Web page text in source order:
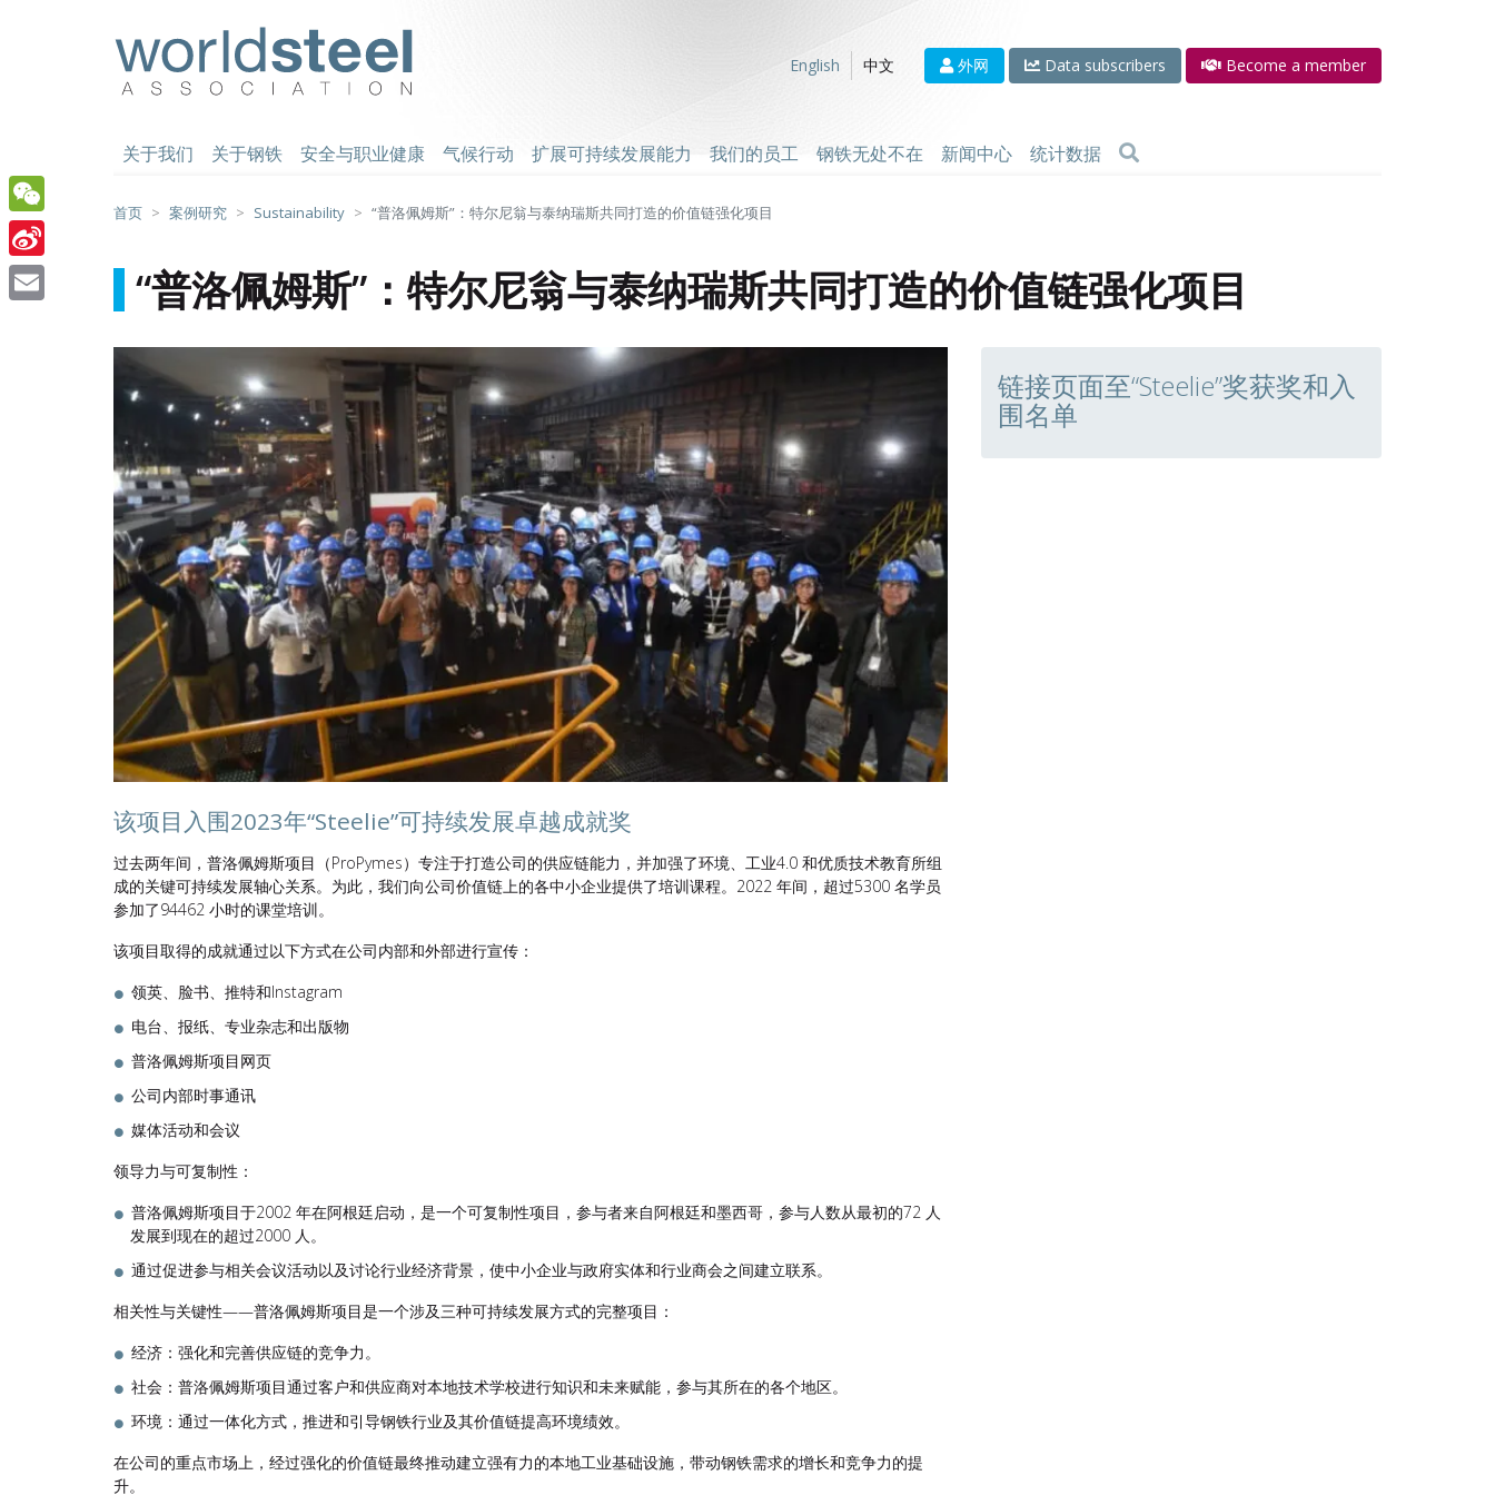
English
中文 外网 Data subscribers Become a member
关于我们 关于钢铁 安全与职业健康 气候行动 扩展可持续发展能力 我们的员工 钢铁无处不在 新闻中心 统计数据
首页 案例研究 Sustainability “普洛佩姆斯”：特尔尼翁与泰纳瑞斯共同打造的价值链强化项目
“普洛佩姆斯”：特尔尼翁与泰纳瑞斯共同打造的价值链强化项目
该项目入围2023年“Steelie”可持续发展卓越成就奖
过去两年间，普洛佩姆斯项目（ProPymes）专注于打造公司的供应链能力，并加强了环境、工业4.0 和优质技术教育所组
成的关键可持续发展轴心关系。为此，我们向公司价值链上的各中小企业提供了培训课程。2022 年间，超过5300 名学员
参加了94462 小时的课堂培训。
该项目取得的成就通过以下方式在公司内部和外部进行宣传：
领英、脸书、推特和Instagram
电台、报纸、专业杂志和出版物
普洛佩姆斯项目网页
公司内部时事通讯
媒体活动和会议
领导力与可复制性：
普洛佩姆斯项目于2002 年在阿根廷启动，是一个可复制性项目，参与者来自阿根廷和墨西哥，参与人数从最初的72 人
发展到现在的超过2000 人。
通过促进参与相关会议活动以及讨论行业经济背景，使中小企业与政府实体和行业商会之间建立联系。
相关性与关键性——普洛佩姆斯项目是一个涉及三种可持续发展方式的完整项目：
经济：强化和完善供应链的竞争力。
社会：普洛佩姆斯项目通过客户和供应商对本地技术学校进行知识和未来赋能，参与其所在的各个地区。
环境：通过一体化方式，推进和引导钢铁行业及其价值链提高环境绩效。
在公司的重点市场上，经过强化的价值链最终推动建立强有力的本地工业基础设施，带动钢铁需求的增长和竞争力的提
升。
链接页面至“Steelie”奖获奖和入
围名单
WeChat
Sina